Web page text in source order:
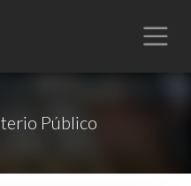
Público